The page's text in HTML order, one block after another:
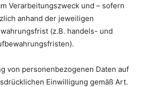
Verarbeitungszweck und – sofern
anhand der jeweiligen
(z.B. handels- und
von personenbezogenen Daten auf
Einwilligung gemäß Art.